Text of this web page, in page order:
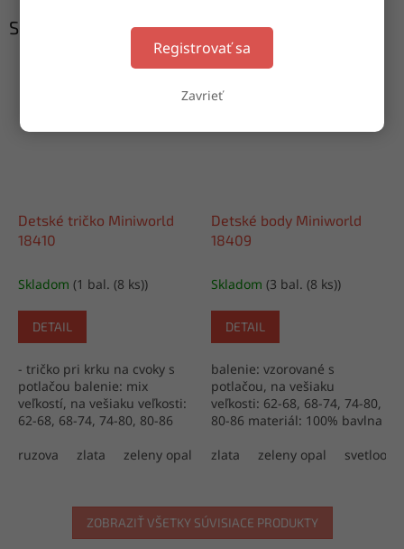
Registrovať sa
Zavrieť
Súvisiaci tovar
Detské tričko Miniworld
18410
Skladom (1 bal. (8 ks))
DETAIL
- tričko pri krku na cvoky s
potlačou balenie: mix
veľkostí, na vešiaku veľkosti:
62-68, 68-74, 74-80, 80-86
výroba: Turecko
ruzova zlata zeleny opal svetlooranzova
Detské body Miniworld
18409
Skladom (3 bal. (8 ks))
DETAIL
balenie: vzorované s
potlačou, na vešiaku
veľkosti: 62-68, 68-74, 74-80,
80-86 materiál: 100% bavlna
zlata
zeleny opal
ZOBRAZIŤ VŠETKY SÚVISIACE PRODUKTY